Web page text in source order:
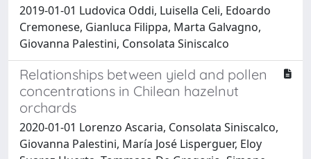
2019-01-01 Ludovica Oddi, Luisella Celi, Edoardo
Cremonese, Gianluca Filippa, Marta Galvagno,
Giovanna Palestini, Consolata Siniscalco
Relationships between yield and pollen
concentrations in Chilean hazelnut
orchards
2020-01-01 Lorenzo Ascaria, Consolata Siniscalco,
Giovanna Palestini, María José Lisperguer, Eloy